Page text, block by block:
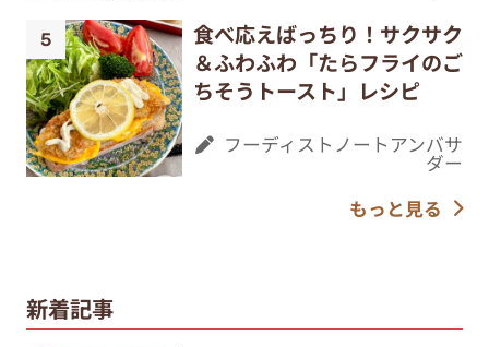
食べ応えばっちり！サクサク
＆ふわふわ「たらフライのご
ちそうトースト」レシピ
フーディストノートアンバサ
ダー
もっと見る
新着記事